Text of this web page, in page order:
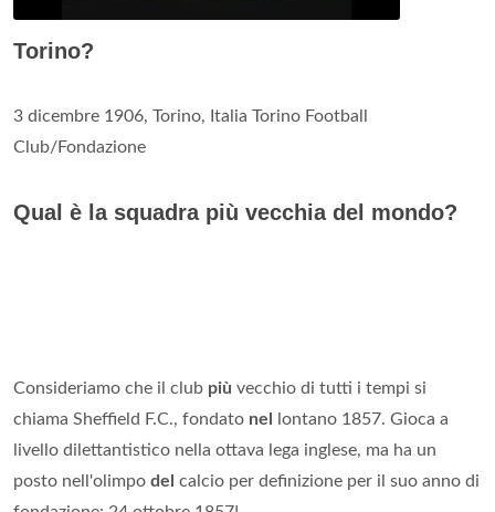
Torino?
3 dicembre 1906, Torino, Italia Torino Football
Club/Fondazione
Qual è la squadra più vecchia del mondo?
Consideriamo che il club più vecchio di tutti i tempi si
chiama Sheffield F.C., fondato nel
lontano 1857. Gioca a
livello dilettantistico nella ottava lega inglese, ma ha un
posto nell'olimpo del calcio per definizione per il suo anno di